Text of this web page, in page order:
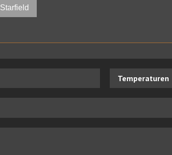
Starfield
Temperaturen